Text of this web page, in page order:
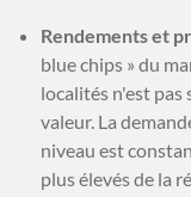
Rendements et
blue chips » du
localités n'est pas
valeur. La
niveau est
plus élevés de la